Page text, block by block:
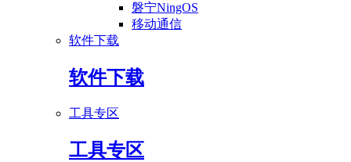
磐宁NingOS
移动通信
软件下载
软件下载
工具专区
工具专区